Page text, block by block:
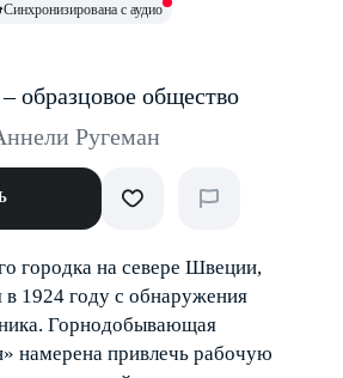
Синхронизирована с аудио
образцовое общество
Ругеман
городка на севере Швеции,
в 1924 году с обнаружения
Горнодобывающая
намерена привлечь рабочую